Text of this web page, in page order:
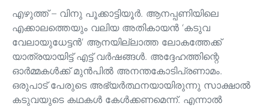
എഴുത്ത് – വിനു പൂക്കാട്ടിയൂർ. ആനപ്പണിയിലെ
എക്കാലത്തെയും വലിയ അതികായൻ ‘കടുവ
വേലായുധേട്ടൻ’ ആനയില്ലാത്ത ലോകത്തേക്ക്
യാത്രയായിട്ട് എട്ട് വർഷങ്ങൾ. അദ്ദേഹത്തിന്റെ
ഓർമ്മകൾക്ക് മുൻപിൽ അനന്തകോടിപ്രണാമം.
ഒരുപാട് പേരുടെ അഭ്യർത്ഥനയായിരുന്നു സാക്ഷാൽ
കടുവയുടെ കഥകൾ കേൾക്കണമെന്ന്. എന്നാൽ